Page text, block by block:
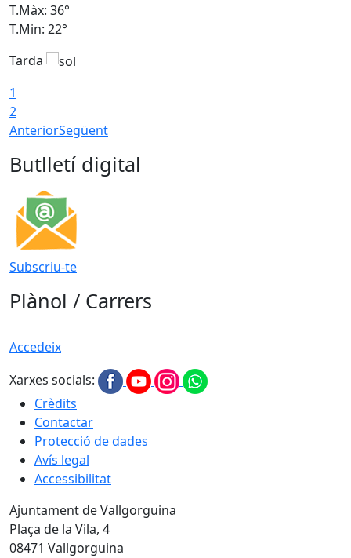
T.Màx: 36°
T.Min: 22°
Tarda
1
2
AnteriorSegüent
Butlletí digital
Subscriu-te
Plànol / Carrers
Accedeix
Xarxes socials:
Crèdits
Contactar
Protecció de dades
Avís legal
Accessibilitat
Ajuntament de Vallgorguina
Plaça de la Vila, 4
08471 Vallgorguina